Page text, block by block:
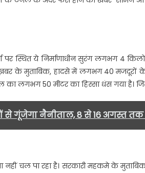
से,
मजदूर….
पर स्थित ये निर्माणाधीन सुरंग लगभग 4
ख़बर के मुताबिक, हादसे में लगभग 40 मजदूरों
लगभग 50 मीटर का हिस्सा धंस गया है।
से गूंजेगा नैनीताल, 8 से 16 अगस्त
चल पा रहा है। सरकारी महकमे के